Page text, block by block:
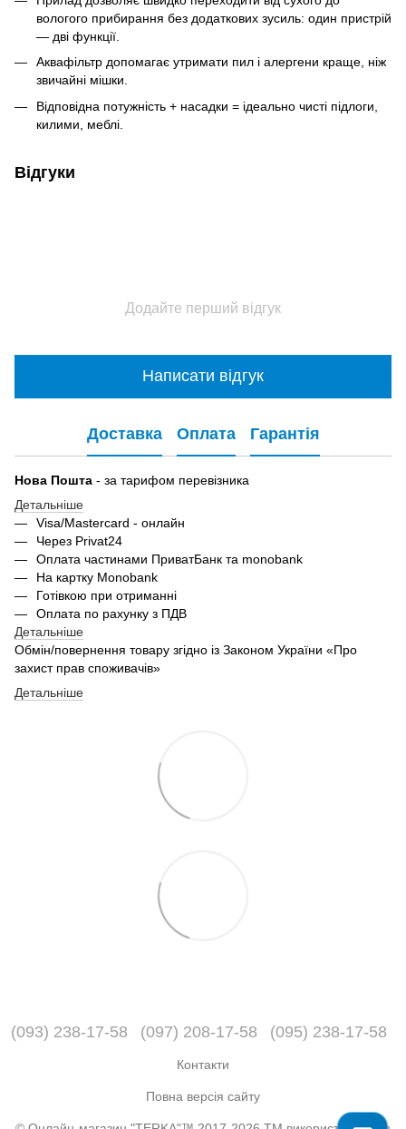
вологого прибирання без додаткових зусиль: один пристрій
— дві функції.
Аквафільтр допомагає утримати пил і алергени краще, ніж
звичайні мішки.
Відповідна потужність + насадки = ідеально чисті підлоги,
килими, меблі.
Відгуки
Додайте перший відгук
Написати відгук
Доставка Оплата Гарантія
Нова Пошта - за тарифом перевізника
Детальніше
Visa/Mastercard - онлайн
Через Privat24
Оплата частинами ПриватБанк та monobank
На картку Monobank
Готівкою при отриманні
Оплата по рахунку з ПДВ
Детальніше
Обмін/повернення товару згідно із Законом України «Про
захист прав споживачів»
Детальніше
(093) 238-17-58 (097) 208-17-58 (095) 238-17-58
Контакти
Повна версія сайту